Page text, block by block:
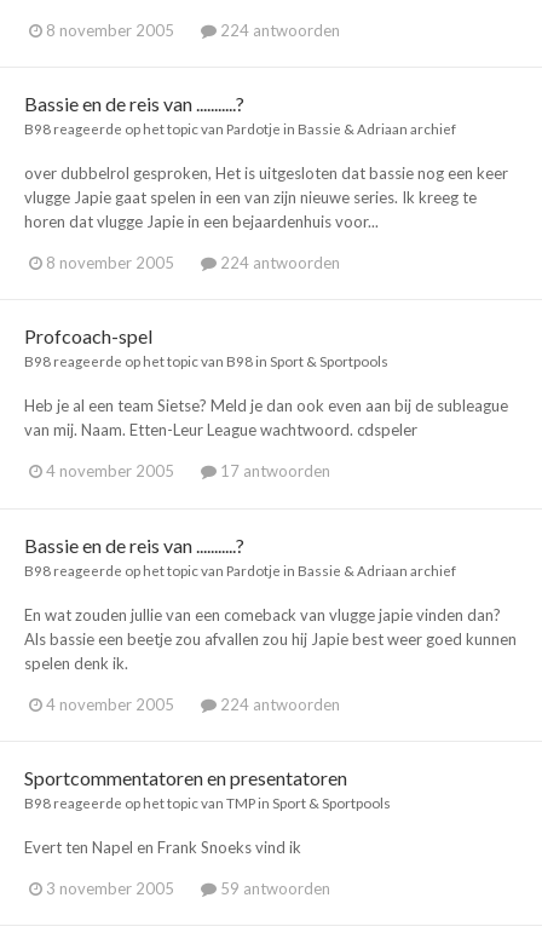
8 november 2005 224 antwoorden
Bassie en de reis van ...........?
B98 reageerde op het topic van Pardotje in Bassie & Adriaan archief
over dubbelrol gesproken, Het is uitgesloten dat bassie nog een keer
vlugge Japie gaat spelen in een van zijn nieuwe series. Ik kreeg te
horen dat vlugge Japie in een bejaardenhuis voor...
8 november 2005 224 antwoorden
Profcoach-spel
B98 reageerde op het topic van B98 in Sport & Sportpools
Heb je al een team Sietse? Meld je dan ook even aan bij de subleague
van mij. Naam. Etten-Leur League wachtwoord. cdspeler
4 november 2005 17 antwoorden
Bassie en de reis van ...........?
B98 reageerde op het topic van Pardotje in Bassie & Adriaan archief
En wat zouden jullie van een comeback van vlugge japie vinden dan?
Als bassie een beetje zou afvallen zou hij Japie best weer goed kunnen
spelen denk ik.
4 november 2005 224 antwoorden
Sportcommentatoren en presentatoren
B98 reageerde op het topic van TMP in Sport & Sportpools
Evert ten Napel en Frank Snoeks vind ik
3 november 2005 59 antwoorden